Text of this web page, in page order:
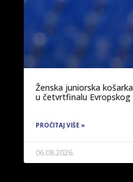
Ženska juniorska
u četvrtfinalu Evropskog
PROČITAJ VIŠE »
06.08.2026.